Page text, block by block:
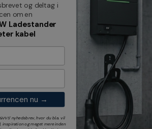
dig vores nyhedsbrev og
tilbud og nyheder
Tilmeld
og deltag i
om en
Ladestander
kabel
nu →
nyhedsbrev, hvor du bl.a. vil
inspiration og meget mere inden